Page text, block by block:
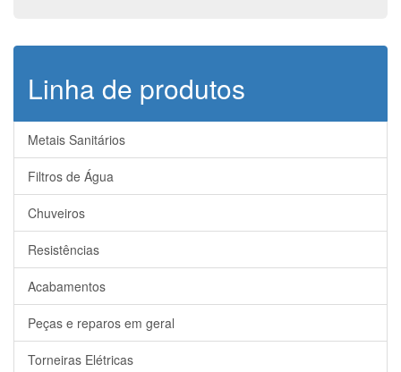
Linha de produtos
Metais Sanitários
Filtros de Água
Chuveiros
Resistências
Acabamentos
Peças e reparos em geral
Torneiras Elétricas